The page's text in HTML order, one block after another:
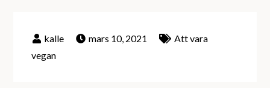
mars 10, 2021
Att vara
vegan